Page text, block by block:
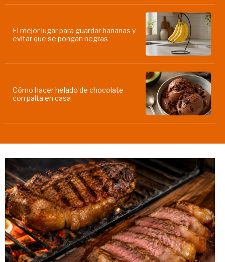
El mejor lugar para guardar bananas y
evitar que se pongan negras
Cómo hacer helado de chocolate
con palta en casa